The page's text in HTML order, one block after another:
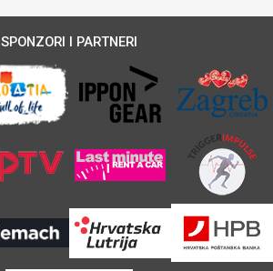
SPONZORI I PARTNERI